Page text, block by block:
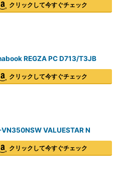
クリックして今すぐチェック
REGZA PC D713/T3JB
クリックして今すぐチェック
VN350NSW VALUESTAR N
クリックして今すぐチェック